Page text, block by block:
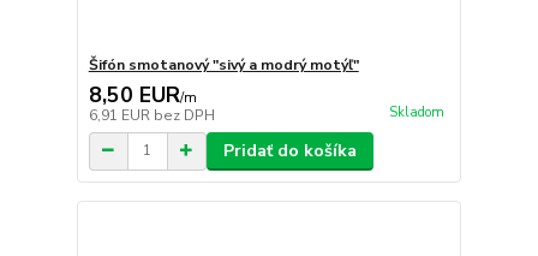
Šifón smotanový "sivý a modrý motýľ"
8,50 EUR/m
6,91 EUR bez DPH Skladom
Pridať do košíka